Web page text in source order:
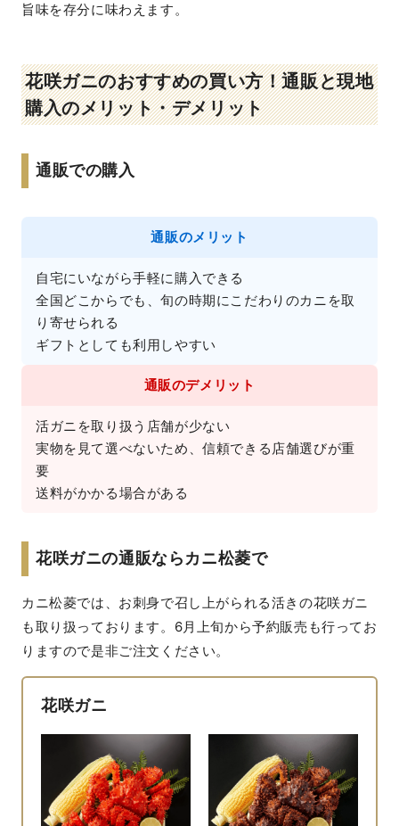
旨味を存分に味わえます。
花咲ガニのおすすめの買い方！通販と現地
購入のメリット・デメリット
通販での購入
通販のメリット
自宅にいながら手軽に購入できる
全国どこからでも、旬の時期にこだわりのカニを取
り寄せられる
通販のデメリット
活ガニを取り扱う店舗が少ない
実物を見て選べないため、信頼できる店舗選びが重
要
花咲ガニの通販ならカニ松菱で
カニ松菱では、お刺身で召し上がられる活きの花咲ガニ
も取り扱っております。6月上旬から予約販売も行ってお
りますので是非ご注文ください。
花咲ガニ